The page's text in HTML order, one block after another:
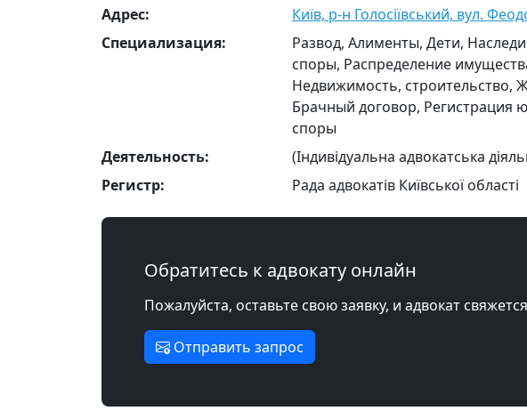
Адрес:
Київ, р-н Голосіївський, вул.
Cпециализация:
Развод, Алименты, Дети,
споры, Распределение
Недвижимость, строительство,
Брачный договор, Регистрация
споры
Деятельность:
(Індивідуальна адвокатська
Регистр:
Рада адвокатів Київської області
Обратитесь к адвокату онлайн
Пожалуйста, оставьте свою заявку, и адвокат
Отправить запрос